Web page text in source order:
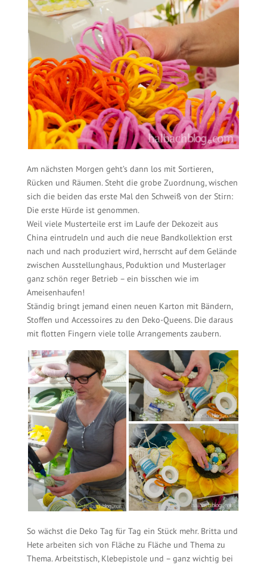
Am nächsten Morgen geht’s dann los mit Sortieren,
Rücken und Räumen. Steht die grobe Zuordnung, wischen
sich die beiden das erste Mal den Schweiß von der Stirn:
Die erste Hürde ist genommen.
Weil viele Musterteile erst im Laufe der Dekozeit aus
China eintrudeln und auch die neue Bandkollektion erst
nach und nach produziert wird, herrscht auf dem Gelände
zwischen Ausstellunghaus, Poduktion und Musterlager
ganz schön reger Betrieb – ein bisschen wie im
Ameisenhaufen!
Ständig bringt jemand einen neuen Karton mit Bändern,
Stoffen und Accessoires zu den Deko-Queens. Die daraus
mit flotten Fingern viele tolle Arrangements zaubern.
So wächst die Deko Tag für Tag ein Stück mehr. Britta und
Hete arbeiten sich von Fläche zu Fläche und Thema zu
Thema. Arbeitstisch, Klebepistole und – ganz wichtig bei